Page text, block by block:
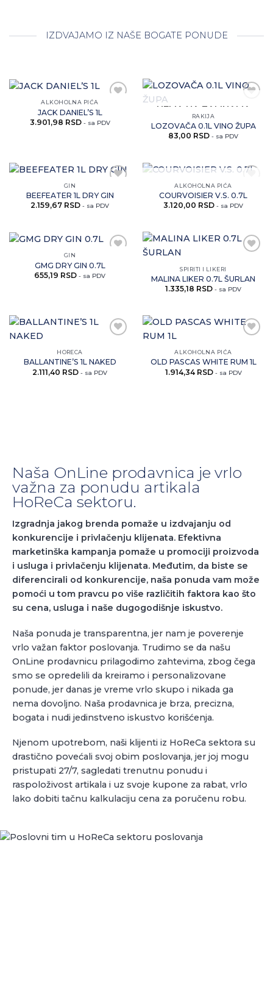
IZDVAJAMO IZ NAŠE BOGATE PONUDE
artikal
ALKOHOLNA PIĆA
JACK DANIEL’S 1L
3.901,98 RSD - sa PDV
Zaprati
artikal
NEMA NA ZALIHAMA
RAKIJA
LOZOVAČA 0.1L VINO ŽUPA
83,00 RSD - sa PDV
ovaj
artikal
GIN
BEEFEATER 1L DRY GIN
2.159,67 RSD - sa PDV
ovaj
artikal
NEMA NA ZALIHAMA
ALKOHOLNA PIĆA
COURVOISIER V.S. 0.7L
3.120,00 RSD - sa PDV
ovaj
artikal
GIN
GMG DRY GIN 0.7L
655,19 RSD - sa PDV
artikal
SPIRITI I LIKERI
MALINA LIKER 0.7L ŠURLAN
1.335,18 RSD - sa PDV
artikal
HORECA
BALLANTINE’S 1L NAKED
2.111,40 RSD - sa PDV
artikal
ALKOHOLNA PIĆA
OLD PASCAS WHITE RUM 1L
1.914,34 RSD - sa PDV
Naša OnLine prodavnica je vrlo
važna za ponudu artikala
HoReCa sektoru.
Izgradnja jakog brenda pomaže u izdvajanju od
konkurencije i privlačenju klijenata. Efektivna
marketinška kampanja pomaže u promociji proizvoda
i usluga i privlačenju klijenata. Međutim, da biste se
diferencirali od konkurencije, naša ponuda vam može
pomoći u tom pravcu po više različitih faktora kao što
su cena, usluga i naše dugogodišnje iskustvo.
Naša ponuda je transparentna, jer nam je poverenje
vrlo važan faktor poslovanja. Trudimo se da našu
OnLine prodavnicu prilagodimo zahtevima, zbog čega
smo se opredelili da kreiramo i personalizovane
ponude, jer danas je vreme vrlo skupo i nikada ga
nema dovoljno. Naša prodavnica je brza, precizna,
bogata i nudi jedinstveno iskustvo korišćenja.
Njenom upotrebom, naši klijenti iz HoReCa sektora su
drastično povećali svoj obim poslovanja, jer joj mogu
pristupati 27/7, sagledati trenutnu ponudu i
raspoloživost artikala i uz svoje kupone za rabat, vrlo
lako dobiti tačnu kalkulaciju cena za poručenu robu.